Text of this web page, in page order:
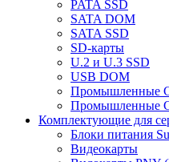
PATA SSD
SATA DOM
SATA SSD
SD-карты
U.2 и U.3 SSD
USB DOM
Промышленные
Промышленные
Комплектующие для
Блоки питания
Видеокарты